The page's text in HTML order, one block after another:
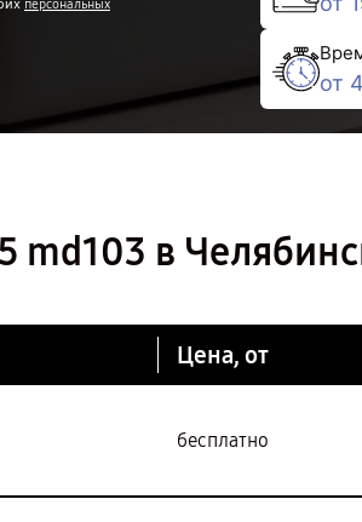
персональных
от
md103 в
Цена, от
бесплатно